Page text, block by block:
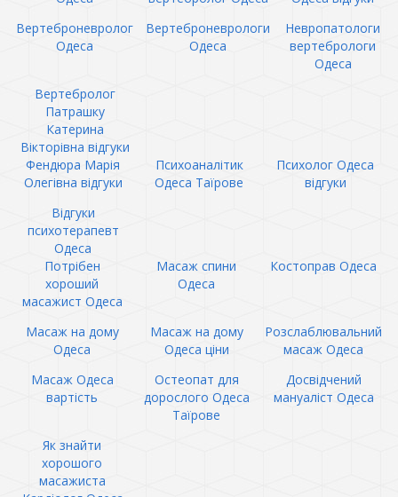
Вертеброневролог
Одеса
Вертеброневрологи
Одеса
Невропатологи
вертебрологи
Одеса
Вертебролог
Патрашку
Катерина
Вікторівна відгуки
Фендюра Марія
Олегівна відгуки
Психоаналітик
Одеса Таїрове
Психолог Одеса
відгуки
Відгуки
психотерапевт
Одеса
Потрібен
хороший
масажист Одеса
Масаж спини
Одеса
Костоправ Одеса
Масаж на дому
Одеса
Масаж на дому
Одеса ціни
Розслаблювальний
масаж Одеса
Масаж Одеса
вартість
Остеопат для
дорослого Одеса
Таїрове
Досвідчений
мануаліст Одеса
Як знайти
хорошого
масажиста